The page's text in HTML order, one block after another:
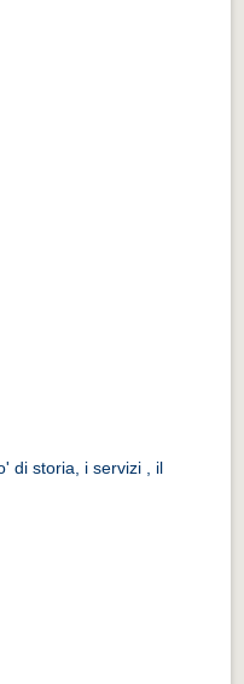
di storia, i servizi , il